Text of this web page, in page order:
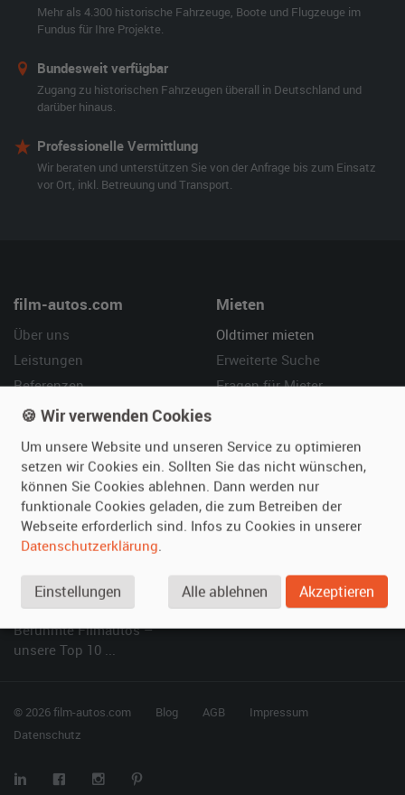
Mehr als 4.300 historische Fahrzeuge, Boote und Flugzeuge im
Fundus für Ihre Projekte.
Bundesweit verfügbar
Zugang zu historischen Fahrzeugen überall in Deutschland und
darüber hinaus.
Professionelle Vermittlung
Wir beraten und unterstützen Sie von der Anfrage bis zum Einsatz
vor Ort, inkl. Betreuung und Transport.
film-autos.com
Über uns
Leistungen
Referenzen
Kundenmeinungen
Mieten
Oldtimer mieten
Erweiterte Suche
Fragen für Mieter
Vermieten
Oldtimer anmelden
Fotos senden
Fragen für Vermieter
Hilfe
Häufige Fragen (FAQ)
So funktioniert's
SPECIAL
Berühmte Filmautos –
unsere Top 10 ...
© 2026 film-autos.com Blog AGB
Impressum
Datenschutz
🍪 Wir verwenden Cookies
Um unsere Website und unseren Service zu optimieren
setzen wir Cookies ein. Sollten Sie das nicht wünschen,
können Sie Cookies ablehnen. Dann werden nur
funktionale Cookies geladen, die zum Betreiben der
Webseite erforderlich sind. Infos zu Cookies in unserer
Datenschutzerklärung.
Einstellungen Alle ablehnen Akzeptieren